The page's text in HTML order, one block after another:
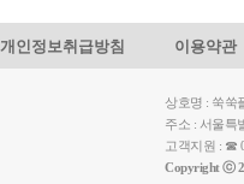
개인정보취급방침 이용약관
상호명 : 쑥쑥
주소 : 서울특
고객지원 : ☎
Copyright ⓒ